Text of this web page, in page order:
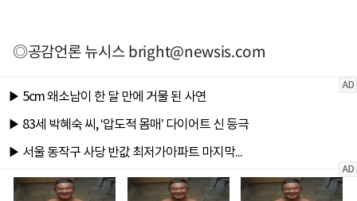
◎공감언론 뉴시스bright@newsis.com